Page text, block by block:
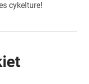
cykelture!